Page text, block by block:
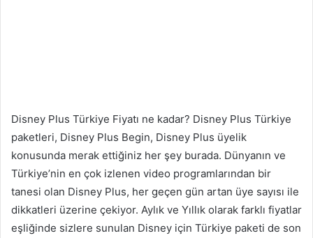
Disney Plus Türkiye Fiyatı ne kadar? Disney Plus Türkiye
paketleri, Disney Plus Begin, Disney Plus üyelik
konusunda merak ettiğiniz her şey burada. Dünyanın ve
Türkiye’nin en çok izlenen video programlarından bir
tanesi olan Disney Plus, her geçen gün artan üye sayısı ile
dikkatleri üzerine çekiyor. Aylık ve Yıllık olarak farklı fiyatlar
eşliğinde sizlere sunulan Disney için Türkiye paketi de son